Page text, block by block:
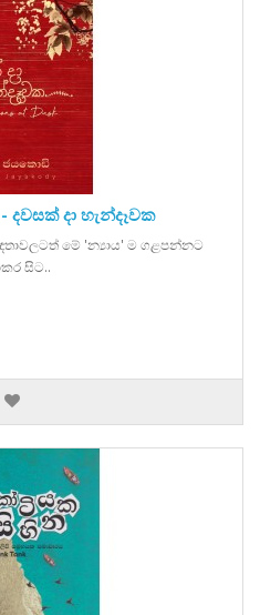
දවසක් දා හැන්දෑවක
මේ 'න්‍යාය' ම ගළපන්නට
සිට..